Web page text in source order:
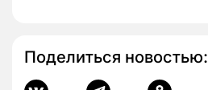
Поделиться новостью: